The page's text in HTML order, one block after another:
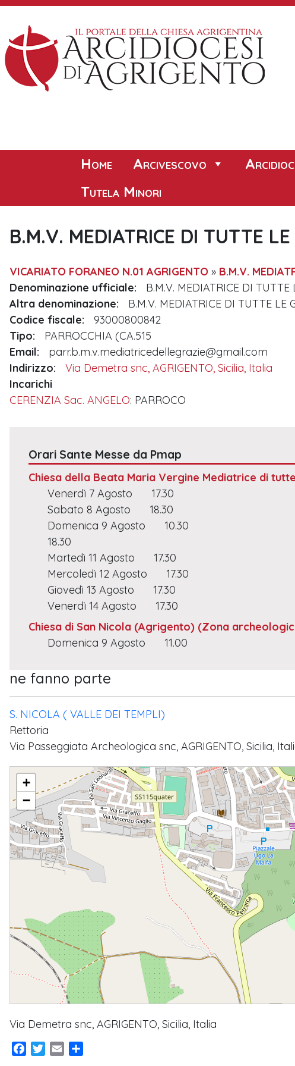
Skip
content
Home Arcivescovo
Tutela Minori
B.M.V. MEDIATRICE DI TUTTE
VICARIATO FORANEO N.01 AGRIGENTO » B.M.V.
Denominazione ufficiale:
B.M.V. MEDIATRICE DI TUTTE
Altra denominazione:
B.M.V. MEDIATRICE DI TUTTE
Codice fiscale:
93000800842
Tipo:
PARROCCHIA (CA.515
Email:
parr.b.m.v.mediatricedellegrazie@gmail.com
Indirizzo:
Via Demetra snc, AGRIGENTO, Sicilia, Italia
Incarichi
CERENZIA Sac. ANGELO: PARROCO
Orari Sante Messe da Pmap
Chiesa della Beata Maria Vergine Mediatrice di
Venerdì 7 Agosto
17.30
Sabato 8 Agosto
18.30
Domenica 9 Agosto
10.30
18.30
Martedì 11 Agosto
17.30
Mercoledì 12 Agosto
17.30
Giovedì 13 Agosto
17.30
Venerdì 14 Agosto
17.30
Chiesa di San Nicola (Agrigento) (Zona
Domenica 9 Agosto
11.00
ne fanno parte
S. NICOLA ( VALLE DEI TEMPLI)
Rettoria
Via Passeggiata Archeologica snc, AGRIGENTO, Sicilia,
B.M.V. MEDIATRICE DI TUTTE LE GRAZIE
+
−
Via Demetra snc, AGRIGENTO, Sicilia, Italia
Facebook
TwitterEmail